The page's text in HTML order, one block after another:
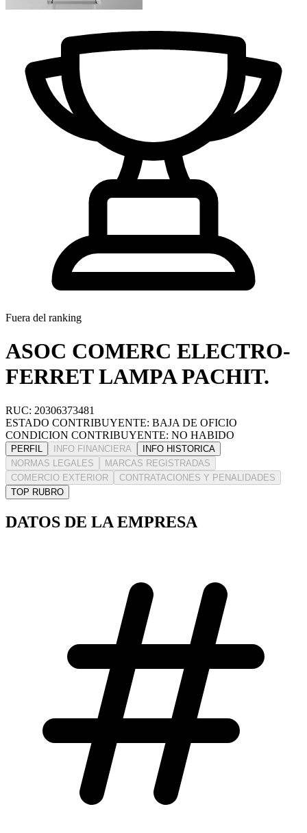
Fuera del ranking
ASOC COMERC ELECTRO-
FERRET LAMPA PACHIT.
RUC: 20306373481
ESTADO CONTRIBUYENTE: BAJA DE OFICIO
CONDICION CONTRIBUYENTE: NO HABIDO
PERFIL INFO FINANCIERA
INFO HISTORICA
NORMAS LEGALES
MARCAS REGISTRADAS
COMERCIO EXTERIOR
CONTRATACIONES Y PENALIDADES
TOP RUBRO
DATOS DE LA EMPRESA